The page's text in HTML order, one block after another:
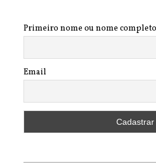
Primeiro nome ou nome completo
Email